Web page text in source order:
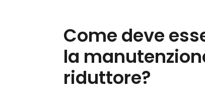
Come deve
la
riduttore?